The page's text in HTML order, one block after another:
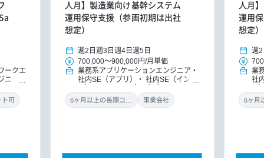
ークエ
ニ
（イ
ト可
人月】製造業向け基幹システム
運用保守支援（参画初期は出社
想定）
週2日 週3日 週4日 週5日
700,000～900,000円/月単価
業務系アプリケーションエンジニア
社内SE（アプリ）
社内SE（インフ
O（インフラ）
PM/PMO
事業会社
人月
運用
想定）
週2
業
社
O